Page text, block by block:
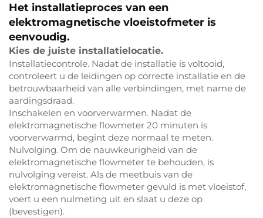
Het installatieproces van een
elektromagnetische vloeistofmeter is
eenvoudig.
Kies de juiste installatielocatie.
Installatiecontrole. Nadat de installatie is voltooid,
controleert u de leidingen op correcte installatie en de
betrouwbaarheid van alle verbindingen, met name de
aardingsdraad.
Inschakelen en voorverwarmen. Nadat de
elektromagnetische flowmeter 20 minuten is
voorverwarmd, begint deze normaal te meten.
Nulvolging. Om de nauwkeurigheid van de
elektromagnetische flowmeter te behouden, is
nulvolging vereist. Als de meetbuis van de
elektromagnetische flowmeter gevuld is met vloeistof,
voert u een nulmeting uit en slaat u deze op
(bevestigen).